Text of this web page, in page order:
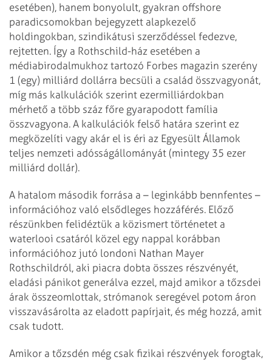
esetében), hanem bonyolult, gyakran offshore
paradicsomokban bejegyzett alapkezelő
holdingokban, szindikátusi szerződéssel fedezve,
rejtetten. Így a Rothschild-ház esetében a
médiabirodalmukhoz tartozó Forbes magazin szerény
1 (egy) milliárd dollárra becsüli a család összvagyonát,
míg más kalkulációk szerint ezermilliárdokban
mérhető a több száz főre gyarapodott família
összvagyona. A kalkulációk felső határa szerint ez
megközelíti vagy akár el is éri az Egyesült Államok
teljes nemzeti adósságállományát (mint­egy 35 ezer
milliárd dollár).
A hatalom második forrása a – leginkább bennfentes –
információhoz való elsődleges hozzáférés. Előző
részünkben felidéztük a közismert történetet a
waterlooi csatáról közel egy nappal korábban
információhoz jutó londoni Nathan Mayer
Rothschildról, aki piacra dobta összes részvényét,
eladási pánikot generálva ezzel, majd amikor a tőzsdei
árak összeomlottak, strómanok seregével potom áron
visszavásárolta az eladott papírjait, és még hozzá, amit
csak tudott.
Amikor a tőzsdén még csak fizikai részvények forogtak,